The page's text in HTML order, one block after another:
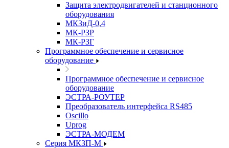
Защита элеĸтродвигателей и станционного
оборудования
МКЗиД-0,4
МК-РЗР
МК-РЗГ
Программное обеспечение и сервисное
оборудование
Программное обеспечение и сервисное
оборудование
ЭСТРА-РОУТЕР
Преобразователь интерфейса RS485
Oscillo
Uprog
ЭСТРА-МОДЕМ
Серия МКЗП-М